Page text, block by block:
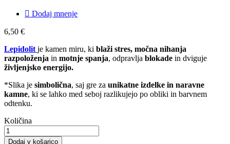
 Dodaj mnenje
6,50 €
Lepidolit je kamen miru, ki blaži stres, močna nihanja
razpoloženja in motnje spanja, odpravlja blokade in dviguje
življenjsko energijo.
*Slika je simbolična, saj gre za unikatne izdelke in naravne
kamne, ki se lahko med seboj razlikujejo po obliki in barvnem
odtenku.
Količina
Dodaj v košarico